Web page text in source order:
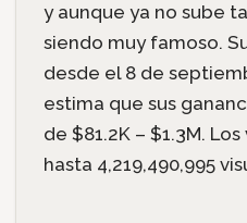
y aunque ya no sube
siendo muy famoso.
desde el 8 de
estima que sus
de $81.2K – $1.3M.
hasta 4,219,490,995